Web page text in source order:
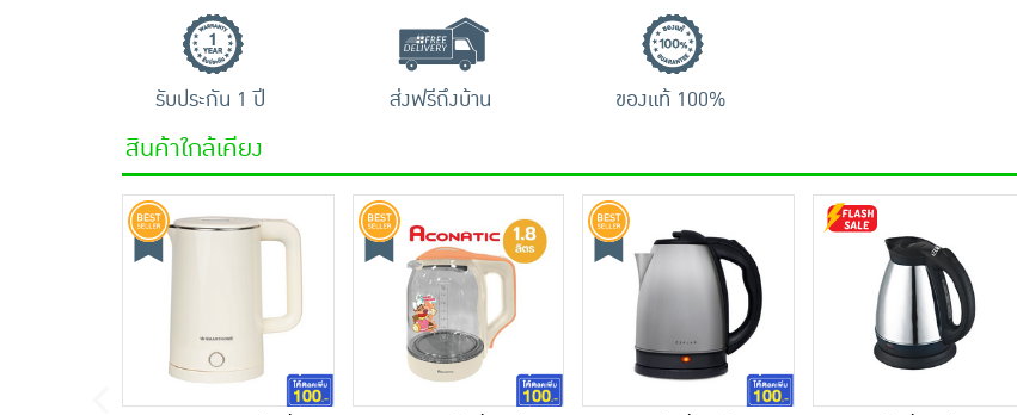
รับประกัน 1 ปี ส่งฟรีถึงบ้าน ของแท้ 100%
สินค้าใกล้เคียง